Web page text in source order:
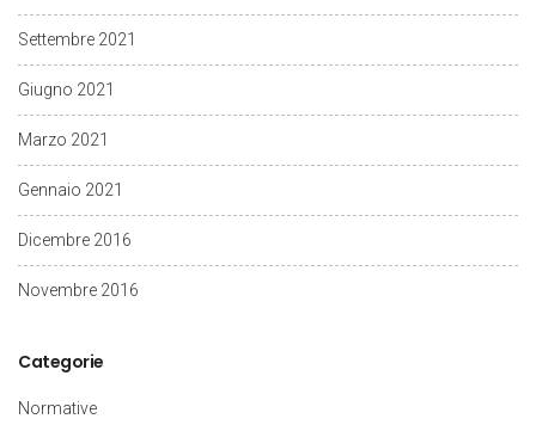
Settembre 2021
Giugno 2021
Marzo 2021
Gennaio 2021
Dicembre 2016
Novembre 2016
Categorie
Normative